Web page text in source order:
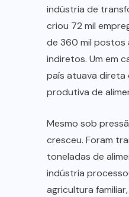
indústria de
criou 72 mil
de 360 mil postos
indiretos. Um em
país atuava direta
produtiva de
Mesmo sob
cresceu. Foram
toneladas de
indústria
agricultura